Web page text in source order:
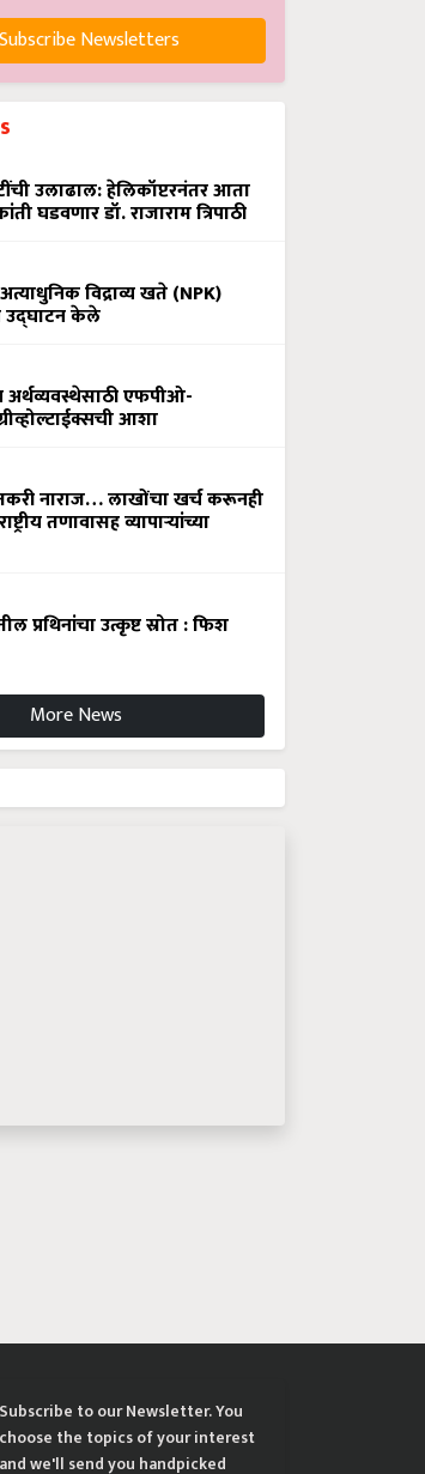
Subscribe Newsletters
उलाढाल: हेलिकॉप्टरनंतर आता
घडवणार डॉ. राजाराम त्रिपाठी
अत्याधुनिक विद्राव्य खते (NPK)
उद्घाटन केले
अर्थव्यवस्थेसाठी एफपीओ-
आशा
नाराज… लाखोंचा खर्च करूनही
तणावासह व्यापाऱ्यांच्या
प्रथिनांचा उत्कृष्ट स्रोत : फिश
More News
Subscribe to our Newsletter. You
choose the topics of your interest
and we'll send you handpicked